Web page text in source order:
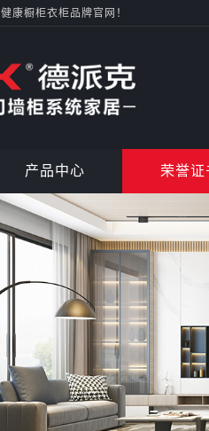
康橱柜衣柜品牌官网！
产品中心 荣誉证